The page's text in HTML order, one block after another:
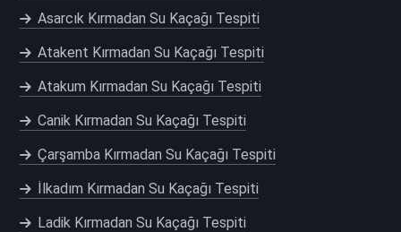
Asarcık Kırmadan Su Kaçağı Tespiti
Atakent Kırmadan Su Kaçağı Tespiti
Atakum Kırmadan Su Kaçağı Tespiti
Canik Kırmadan Su Kaçağı Tespiti
Çarşamba Kırmadan Su Kaçağı Tespiti
İlkadım Kırmadan Su Kaçağı Tespiti
Ladik Kırmadan Su Kaçağı Tespiti